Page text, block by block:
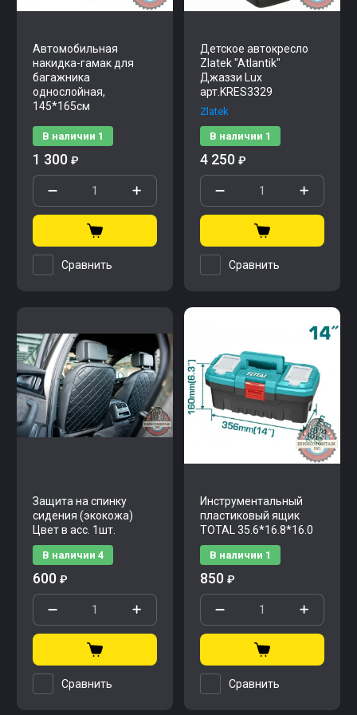
Автомобильная
накидка-гамак для
багажника
однослойная,
145*165см
В наличии 1
1 300 ₽
Сравнить
Детское автокресло
Zlatek "Atlantik"
Джаззи Lux
арт.KRES3329
Zlatek
В наличии 1
4 250 ₽
Сравнить
Защита на спинку
сидения (экокожа)
Цвет в асс. 1шт.
В наличии 4
600 ₽
Сравнить
Инструментальный
пластиковый ящик
TOTAL 35.6*16.8*16.0
В наличии 1
850 ₽
Сравнить